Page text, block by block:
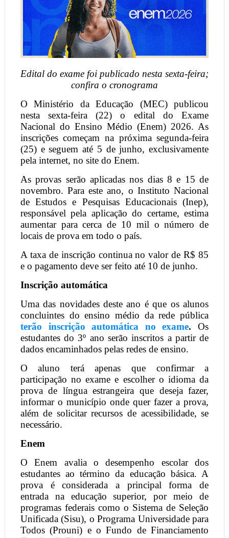
Edital do exame foi publicado nesta sexta-feira;
confira o cronograma
O Ministério da Educação (MEC) publicou
nesta sexta-feira (22) o edital do Exame
Nacional do Ensino Médio (Enem) 2026. As
inscrições começam na próxima segunda-feira
(25) e seguem até 5 de junho, exclusivamente
pela internet, no site do Enem.
As provas serão aplicadas nos dias 8 e 15 de
novembro. Para este ano, o Instituto Nacional
de Estudos e Pesquisas Educacionais (Inep),
responsável pela aplicação do certame, estima
aumentar para cerca de 10 mil o número de
locais de prova em todo o país.
A taxa de inscrição continua no valor de R$ 85
e o pagamento deve ser feito até 10 de junho.
Inscrição automática
Uma das novidades deste ano é que os alunos
concluintes do ensino médio da rede pública
terão inscrição automática no exame.Os
estudantes do 3º ano serão inscritos a partir de
dados encaminhados pelas redes de ensino.
O aluno terá apenas que confirmar a
participação no exame e escolher o idioma da
prova de língua estrangeira que deseja fazer,
informar o município onde quer fazer a prova,
além de solicitar recursos de acessibilidade, se
necessário.
Enem
O Enem avalia o desempenho escolar dos
estudantes ao término da educação básica. A
prova é considerada a principal forma de
entrada na educação superior, por meio de
programas federais como o Sistema de Seleção
Unificada (Sisu), o Programa Universidade para
Todos (Prouni) e o Fundo de Financiamento